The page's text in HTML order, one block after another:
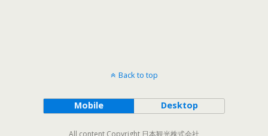
Back to top
Mobile Desktop